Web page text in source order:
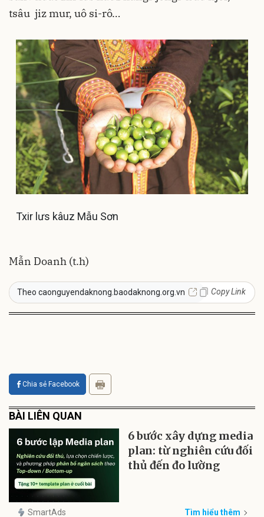
tsâu jiz mur, uô si-rô…
Txir lưs kâuz Mẫu Sơn
Mẫn Doanh (t.h)
Theo caonguyendaknong.baodaknong.org.vn Copy Link
Chia sẻ Facebook
BÀI LIÊN QUAN
6 bước xây dựng media
plan: từ nghiên cứu đối
thủ đến đo lường
SmartAds Tìm hiểu thêm